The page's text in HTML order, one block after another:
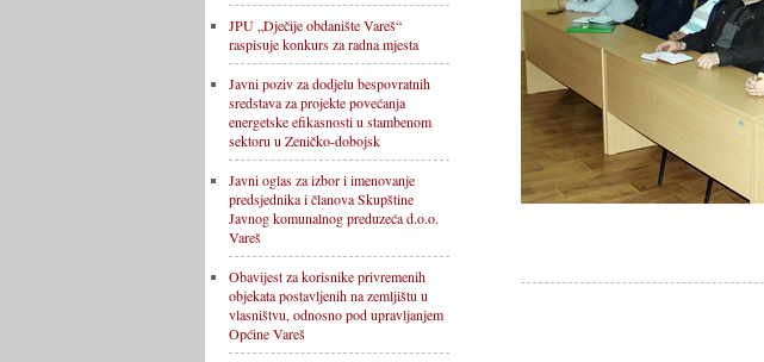
JPU „Dječije obdanište Vareš“
raspisuje konkurs za radna mjesta
Javni poziv za dodjelu bespovratnih
sredstava za projekte povećanja
energetske efikasnosti u stambenom
sektoru u Zeničko-dobojsk
Javni oglas za izbor i imenovanje
predsjednika i članova Skupštine
Javnog komunalnog preduzeća d.o.o.
Vareš
Obavijest za korisnike privremenih
objekata postavljenih na zemljištu u
vlasništvu, odnosno pod upravljanjem
Općine Vareš